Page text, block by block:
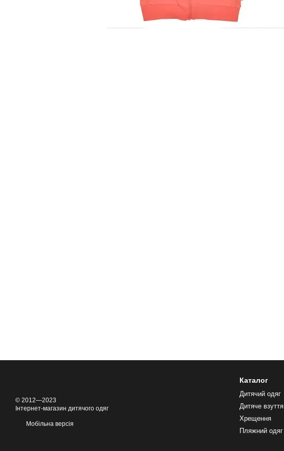
© 2012—2023
Інтернет-магазин дитячого одяг
Мобільна версія
Каталог
Дитячий одяг
Дитяче взуття
Хрещення
Пляжний одяг